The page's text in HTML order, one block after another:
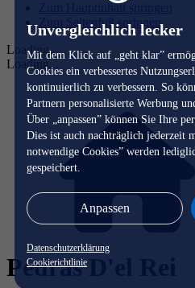
Unvergleichlich lecker
Mit dem Klick auf „geht klar”
Cookies ein verbessertes
kontinuierlich zu verbessern. So
Partnern personalisierte Werbung
Über „anpassen” können Sie Ihre
Dies ist auch nachträglich
notwendige Cookies” werden
gespeichert.
Anpassen
Datenschutzerklärung
Cookierichtlinie
Zum Hauptinhalt springen
Zum Seitenfuß springen
Loading...
Loading...
Pedras D'el Rei